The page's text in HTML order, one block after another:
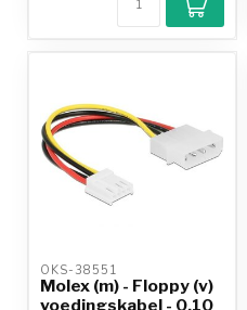
OKS-38551
Molex (m) - Floppy (v)
voedingskabel - 0,10